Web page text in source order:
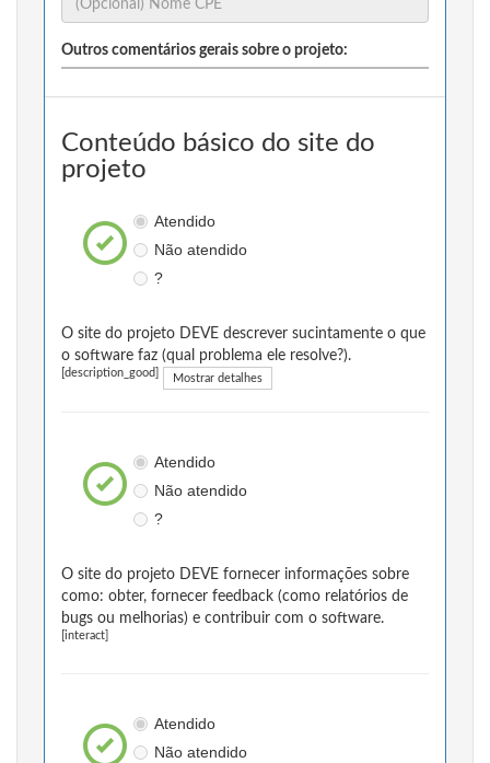
Outros comentários gerais sobre o projeto:
Conteúdo básico do site do
projeto
Atendido
Não atendido
?
O site do projeto DEVE descrever sucintamente o que
o software faz (qual problema ele resolve?).
[description_good] Mostrar detalhes
Atendido
Não atendido
?
O site do projeto DEVE fornecer informações sobre
como: obter, fornecer feedback (como relatórios de
bugs ou melhorias) e contribuir com o software.
[interact]
Atendido
Não atendido